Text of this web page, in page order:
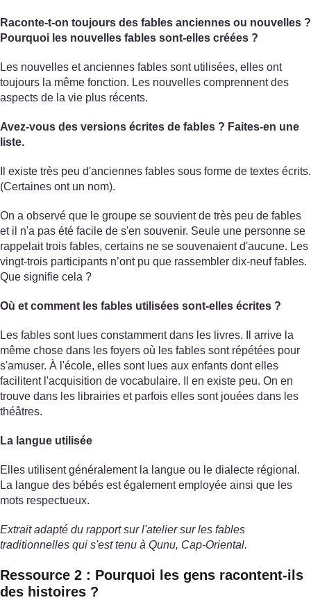
Raconte-t-on toujours des fables anciennes ou nouvelles ?
Pourquoi les nouvelles fables sont-elles créées ?
Les nouvelles et anciennes fables sont utilisées, elles ont
toujours la même fonction. Les nouvelles comprennent des
aspects de la vie plus récents.
Avez-vous des versions écrites de fables ? Faites-en une
liste.
Il existe très peu d'anciennes fables sous forme de textes écrits.
(Certaines ont un nom).
On a observé que le groupe se souvient de très peu de fables
et il n'a pas été facile de s'en souvenir. Seule une personne se
rappelait trois fables, certains ne se souvenaient d'aucune. Les
vingt-trois participants n’ont pu que rassembler dix-neuf fables.
Que signifie cela ?
Où et comment les fables utilisées sont-elles écrites ?
Les fables sont lues constamment dans les livres. Il arrive la
même chose dans les foyers où les fables sont répétées pour
s'amuser. À l'école, elles sont lues aux enfants dont elles
facilitent l'acquisition de vocabulaire. Il en existe peu. On en
trouve dans les librairies et parfois elles sont jouées dans les
théâtres.
La langue utilisée
Elles utilisent généralement la langue ou le dialecte régional.
La langue des bébés est également employée ainsi que les
mots respectueux.
Extrait adapté du rapport sur l'atelier sur les fables
traditionnelles qui s'est tenu à Qunu, Cap-Oriental.
Ressource 2 : Pourquoi les gens racontent-ils
des histoires ?